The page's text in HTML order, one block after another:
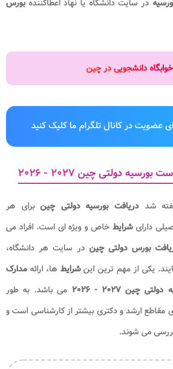
در سایت دانشگاه یا نهاد اعطاکنندهبورس
خوابگاه دانشجویی در چین
عضویت در کانال تلگرام ما کلیک کنید
دولتی چین ۲۰۲۷ - ۲۰۲۶
شد دریافت بورسیه دولتی چینبرای هر
دارایشرایط خاص و ویژه ای است. افراد می
بورس دولتی چیندر سایت هر دانشگاه،
یکی از مهم ترین اینشرایط ها، ارائه مدارک
چین ۲۰۲۷ - ۲۰۲۶
می باشد. به طور
مقاطع ارشد و دکتری بیشتر از کارشناسی است و
می شوند.